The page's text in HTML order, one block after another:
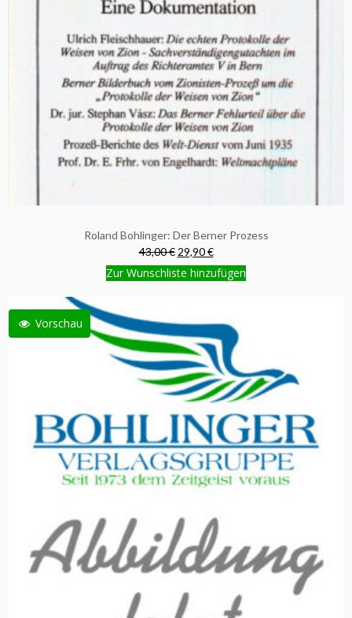
Roland Bohlinger: Der Berner Prozess
43,00 € 29,90 €
Zur Wunschliste hinzufügen
Vorschau